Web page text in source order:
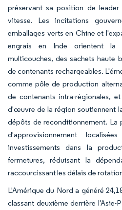
préservant sa position de
vitesse. Les incitations
emballages verts en Chine et
engrais en Inde orientent la
multicouches, des sachets haute
de contenants rechargeables.
comme pôle de production
de contenants intra-régionales,
d'œuvre de la région soutiennent
dépôts de reconditionnement. La
d'approvisionnement
investissements dans la
fermetures, réduisant la
raccourcissant les délais de
L'Amérique du Nord a généré
classant deuxième derrière l'Asie-